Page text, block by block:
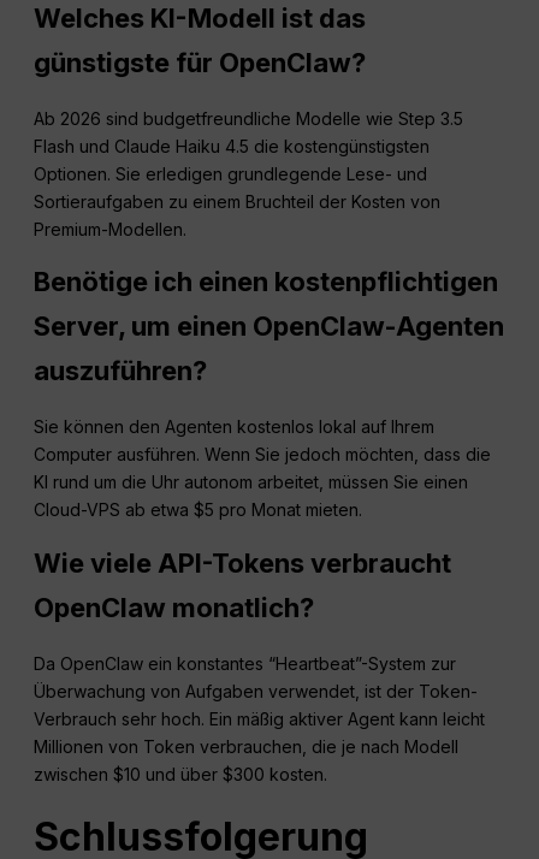
Welches KI-Modell ist das
günstigste für OpenClaw?
Ab 2026 sind budgetfreundliche Modelle wie Step 3.5
Flash und Claude Haiku 4.5 die kostengünstigsten
Optionen. Sie erledigen grundlegende Lese- und
Sortieraufgaben zu einem Bruchteil der Kosten von
Premium-Modellen.
Benötige ich einen kostenpflichtigen
Server, um einen OpenClaw-Agenten
auszuführen?
Sie können den Agenten kostenlos lokal auf Ihrem
Computer ausführen. Wenn Sie jedoch möchten, dass die
KI rund um die Uhr autonom arbeitet, müssen Sie einen
Cloud-VPS ab etwa $5 pro Monat mieten.
Wie viele API-Tokens verbraucht
OpenClaw monatlich?
Da OpenClaw ein konstantes “Heartbeat”-System zur
Überwachung von Aufgaben verwendet, ist der Token-
Verbrauch sehr hoch. Ein mäßig aktiver Agent kann leicht
Millionen von Token verbrauchen, die je nach Modell
zwischen $10 und über $300 kosten.
Schlussfolgerung